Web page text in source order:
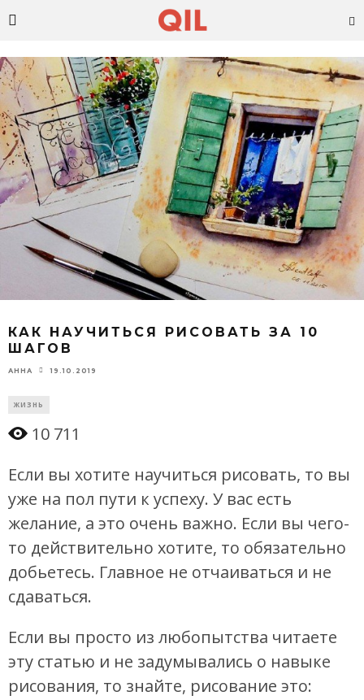
КАК НАУЧИТЬСЯ РИСОВАТЬ ЗА 10
ШАГОВ
АННА 19.10.2019
ЖИЗНЬ
10 711
Если вы хотите научиться рисовать, то вы
уже на пол пути к успеху. У вас есть
желание, а это очень важно. Если вы чего-
то действительно хотите, то обязательно
добьетесь. Главное не отчаиваться и не
сдаваться.
Если вы просто из любопытства читаете
эту статью и не задумывались о навыке
рисования, то знайте, рисование это: